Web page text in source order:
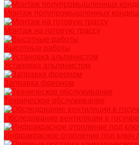
Монтаж полупромышленных
Монтаж на готовую трассу
Высотные работы
Установка альпинистом
Заправка фреоном
Техническое обслуживание
Обследование вентиляции в
Инфракрасное отопление под ключ